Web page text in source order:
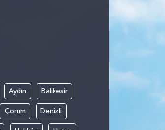
Aydın Balıkesir
Çorum Denizli